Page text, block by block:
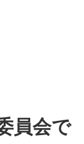
員会で